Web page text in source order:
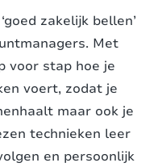
zakelijk bellen’
Met
voor stap hoe je
voert, zodat je
maar ook je
technieken leer
en persoonlijk